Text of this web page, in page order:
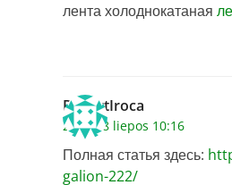
лента холоднокатаная
RobertIroca
2026 28 liepos 10:16
Полная статья здесь:
galion-222/